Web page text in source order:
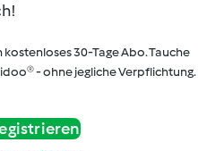
30-Tage Abo. Tauche
- ohne jegliche Verpflichtung.